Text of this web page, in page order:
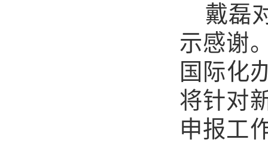
戴磊
示感谢
国际化
将针对
申报工